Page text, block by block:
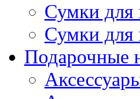
Сумки для
Сумки для
Подарочные